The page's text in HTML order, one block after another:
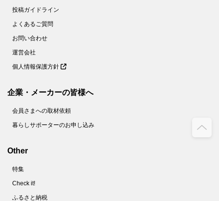
投稿ガイドライン
よくあるご質問
お問い合わせ
運営会社
個人情報保護方針
企業・メーカーの皆様へ
会員さまへの取材依頼
暮らしサポーターのお申し込み
Other
特集
Check it!
ふるさと納税